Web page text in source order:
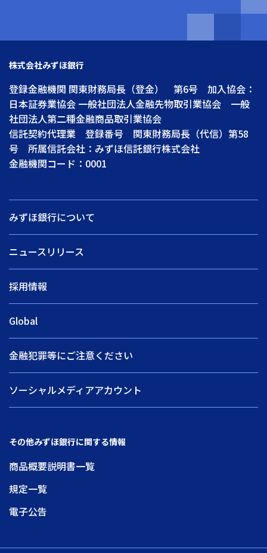
株式会社みずほ銀行
登録金融機関 関東財務局長（登金） 第6号 加入協会：
日本証券業協会 一般社団法人金融先物取引業協会 一般
社団法人第二種金融商品取引業協会
信託契約代理業 登録番号 関東財務局長（代信）第58
号 所属信託会社：みずほ信託銀行株式会社
金融機関コード：0001
みずほ銀行について
ニュースリリース
採用情報
Global
金融犯罪等にご注意ください
ソーシャルメディアアカウント
その他みずほ銀行に関する情報
商品概要説明書一覧
規定一覧
電子公告